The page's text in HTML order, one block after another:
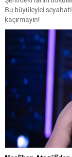
Bu büyüleyici
kaçırmayın!